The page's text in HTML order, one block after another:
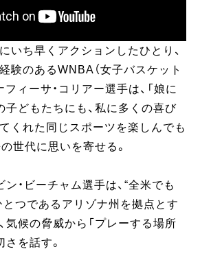
いち早くアクションしたひとり、
験のあるWNBA（女子バスケット
ィーサ・コリアー選手は、「娘に
子どもたちにも、私に多くの喜び
くれた同じスポーツを楽しんでも
世代に思いを寄せる。
ン・ビーチャム選手は、“全米でも
とつであるアリゾナ州を拠点とす
気候の脅威から「プレーする場所
さを話す。